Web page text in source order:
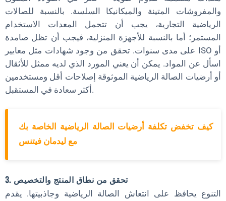
والمفروشات المتينة والميكانيكا السلسة. بالنسبة للصالات
الرياضية التجارية، يجب أن تتحمل المعدات الاستخدام
المستمر؛ أما بالنسبة للأجهزة المنزلية، فيجب أن تظل صامدة
على مدى سنوات. تحقق من وجود شهادات مثل معايير ISO أو
اسأل عن المواد. يمكن أن يعني المورد الذي لديه ممثل للأثقال
أو أرضيات الصالة الرياضية الموثوقة إصلاحات أقل ومستخدمين
أكثر سعادة في المستقبل.
كيف تخفض تكلفة أرضيات الصالة الرياضية الخاصة بك
مع ليدمان فيتنس
3. تحقق من نطاق المنتج والتخصيص
التنوع يحافظ على انتعاش الصالة الرياضية وجاذبيتها. يقدم